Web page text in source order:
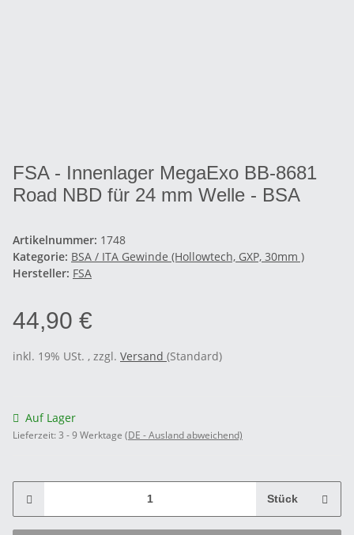
FSA - Innenlager MegaExo BB-8681
Road NBD für 24 mm Welle - BSA
Artikelnummer: 1748
Kategorie: BSA / ITA Gewinde (Hollowtech, GXP, 30mm )
Hersteller: FSA
44,90 €
inkl. 19% USt. , zzgl. Versand (Standard)
Auf Lager
Lieferzeit: 3 - 9 Werktage (DE - Ausland abweichend)
Stück